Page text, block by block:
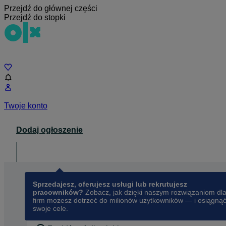
Przejdź do głównej części
Przejdź do stopki
Twoje konto
Dodaj ogłoszenie
Sprzedajesz, oferujesz usługi lub rekrutujesz
pracowników? Zobacz, jak dzięki naszym rozwiązaniom dla
firm możesz dotrzeć do milionów użytkowników — i osiągnąć
swoje cele.